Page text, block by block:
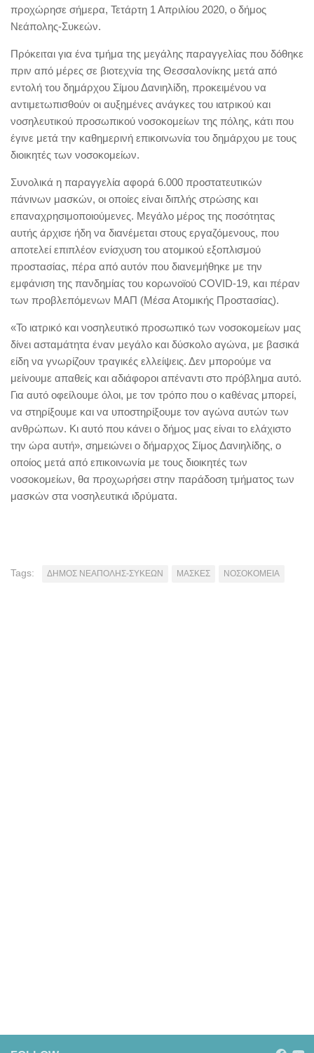
προχώρησε σήμερα, Τετάρτη 1 Απριλίου 2020, ο δήμος
Νεάπολης-Συκεών.
Πρόκειται για ένα τμήμα της μεγάλης παραγγελίας που δόθηκε
πριν από μέρες σε βιοτεχνία της Θεσσαλονίκης μετά από
εντολή του δημάρχου Σίμου Δανιηλίδη, προκειμένου να
αντιμετωπισθούν οι αυξημένες ανάγκες του ιατρικού και
νοσηλευτικού προσωπικού νοσοκομείων της πόλης, κάτι που
έγινε μετά την καθημερινή επικοινωνία του δημάρχου με τους
διοικητές των νοσοκομείων.
Συνολικά η παραγγελία αφορά 6.000 προστατευτικών
πάνινων μασκών, οι οποίες είναι διπλής στρώσης και
επαναχρησιμοποιούμενες. Μεγάλο μέρος της ποσότητας
αυτής άρχισε ήδη να διανέμεται στους εργαζόμενους, που
αποτελεί επιπλέον ενίσχυση του ατομικού εξοπλισμού
προστασίας, πέρα από αυτόν που διανεμήθηκε με την
εμφάνιση της πανδημίας του κορωνοϊού COVID-19, και πέραν
των προβλεπόμενων ΜΑΠ (Μέσα Ατομικής Προστασίας).
«Το ιατρικό και νοσηλευτικό προσωπικό των νοσοκομείων μας
δίνει ασταμάτητα έναν μεγάλο και δύσκολο αγώνα, με βασικά
είδη να γνωρίζουν τραγικές ελλείψεις. Δεν μπορούμε να
μείνουμε απαθείς και αδιάφοροι απέναντι στο πρόβλημα αυτό.
Για αυτό οφείλουμε όλοι, με τον τρόπο που ο καθένας μπορεί,
να στηρίξουμε και να υποστηρίξουμε τον αγώνα αυτών των
ανθρώπων. Κι αυτό που κάνει ο δήμος μας είναι το ελάχιστο
την ώρα αυτή», σημειώνει ο δήμαρχος Σίμος Δανιηλίδης, ο
οποίος μετά από επικοινωνία με τους διοικητές των
νοσοκομείων, θα προχωρήσει στην παράδοση τμήματος των
μασκών στα νοσηλευτικά ιδρύματα.
Tags: ΔΗΜΟΣ ΝΕΑΠΟΛΗΣ-ΣΥΚΕΩΝ ΜΑΣΚΕΣ ΝΟΣΟΚΟΜΕΙΑ